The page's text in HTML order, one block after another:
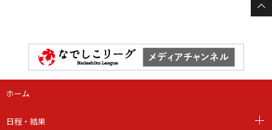
ホーム
日程・結果